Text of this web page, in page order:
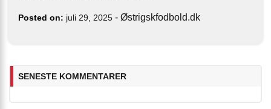
Posted on: juli 29, 2025 - Østrigskfodbold.dk
SENESTE KOMMENTARER